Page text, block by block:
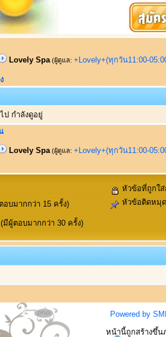
Lovely Spa (ผู้ดูแล: +Lovely+(ทุกวัน11:00-
ป กำลังดูอยู่
Lovely Spa (ผู้ดูแล: +Lovely+(ทุกวัน11:00-
บมากกว่า 15 ครั้ง)
ผู้ตอบมากกว่า 30 ครั้ง)
หัวข้อที่ถูกใ
หัวข้อติดหมุด
Powered by
หน้านี้ถูกสร้างขึ้น